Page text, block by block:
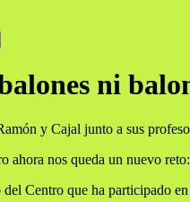
ni
y Cajal junto a sus
ahora nos queda un nuevo
Centro que ha participado